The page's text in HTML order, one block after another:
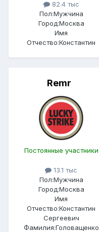
82.4 тыс
Пол:Мужчина
Город:Москва
Имя
Отчество:Константин
Remr
Постоянные участники
13.1 тыс
Пол:Мужчина
Город:Москва
Имя
Отчество:Константин
Сергеевич
Фамилия:Головащенко